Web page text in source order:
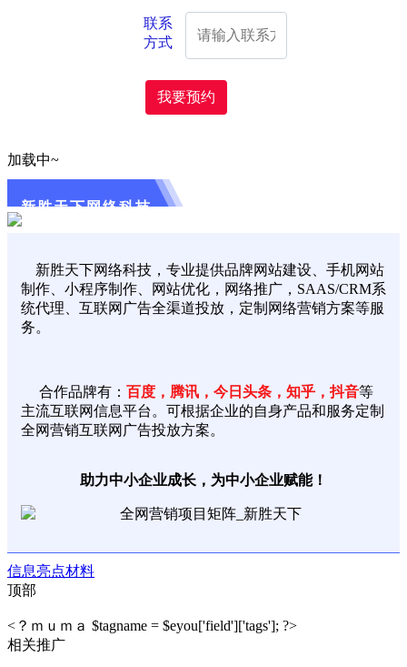
联系
方式
我要预约
加载中~
新胜天下网络科技
新胜天下网络科技，专业提供品牌网站建设、手机网站
制作、小程序制作、网站优化，网络推广，SAAS/CRM系
统代理、互联网广告全渠道投放，定制网络营销方案等服
务。
合作品牌有： 百度，腾讯，今日头条，知乎，抖音等
主流互联网信息平台。可根据企业的自身产品和服务定制
全网营销互联网广告投放方案。
助力中小企业成长，为中小企业赋能！
信息亮点材料
顶部
<？ｍｕｍａ $tagname = $eyou['field']['tags']; ?>
相关推广